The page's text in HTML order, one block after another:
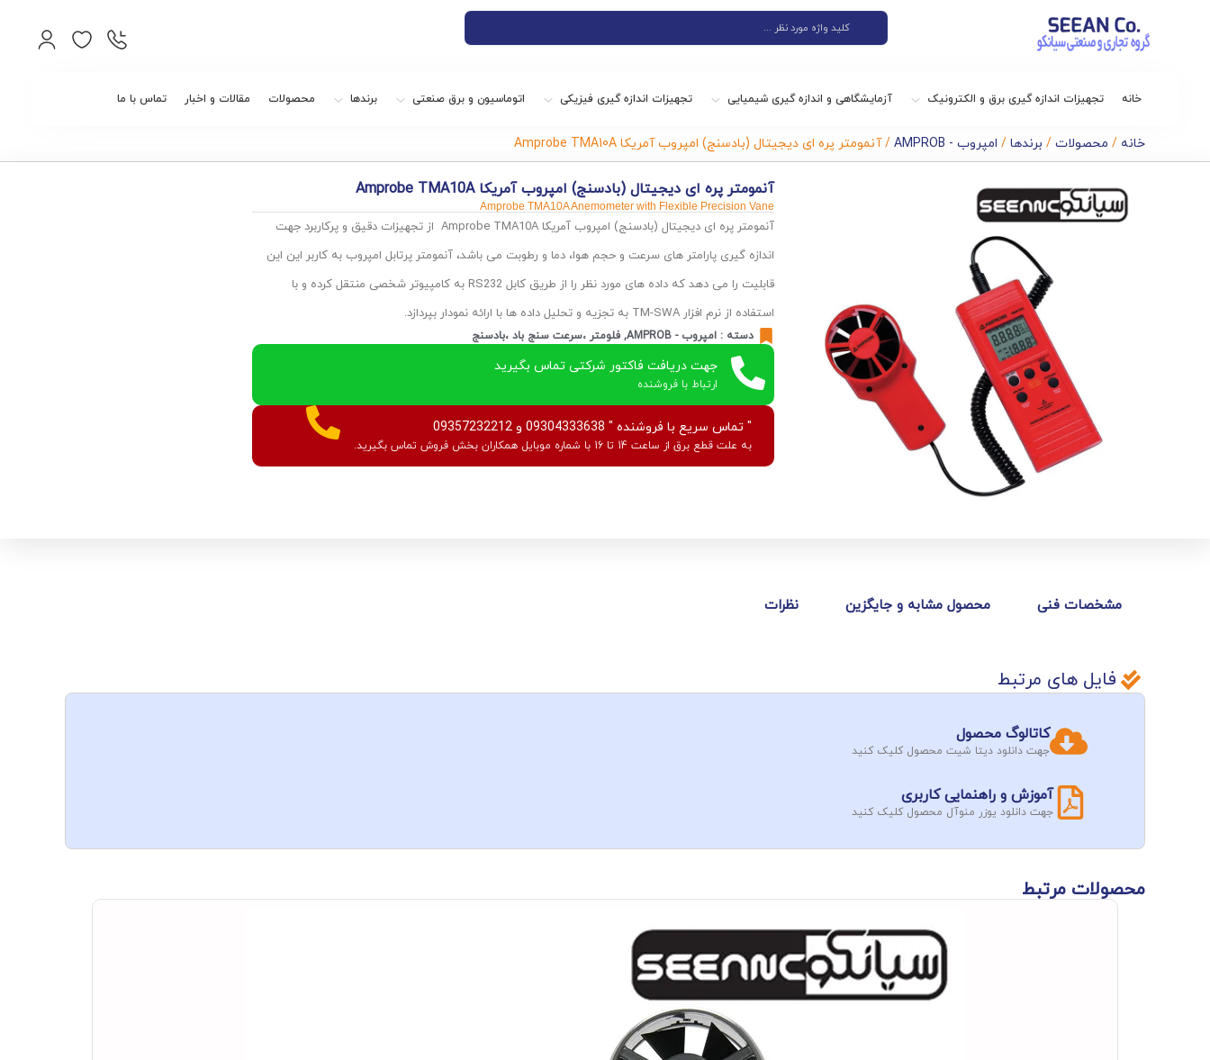
خانه تجهیزات اندازه گیری برق و الکترونیک آزمایشگاهی و اندازه گیری شیمیایی تجهیزات اندازه گیری فیزیکی اتوماسیون و برق صنعتی برندها محصولات مقالات و اخبار تماس با ما
خانه / محصولات / برندها / امپروب - AMPROB / آنمومتر پره ای دیجیتال (بادسنج) امپروب آمریکا Amprobe TMA10A
آنمومتر پره ای دیجیتال (بادسنج) امپروب آمریکا Amprobe TMA10A
Amprobe TMA10A Anemometer with Flexible Precision Vane
آنمومتر پره ای دیجیتال (بادسنج) امپروب آمریکا Amprobe TMA10A از تجهیزات دقیق و پرکاربرد جهت
اندازه گیری پارامتر های سرعت و حجم هوا، دما و رطوبت می باشد، آنمومتر پرتابل امپروب به کاربر این این
قابلیت را می دهد که داده های مورد نظر را از طریق کابل RS232 به کامپیوتر شخصی منتقل کرده و با
استفاده از نرم افزار TM-SWA به تجزیه و تحلیل داده ها با ارائه نمودار بپردازد.
دسته : امپروب - AMPROB , فلومتر ،سرعت سنج باد ،بادسنج
جهت دریافت فاکتور شرکتی تماس بگیرید
ارتباط با فروشنده
" تماس سریع با فروشنده " 09304333638 و 09357232212
به علت قطع برق از ساعت 14 تا 16 با شماره موبایل همکاران بخش فروش تماس بگیرید.
مشخصات فنی محصول مشابه و جایگزین نظرات
فایل های مرتبط
کاتالوگ محصول
جهت دانلود دیتا شیت محصول کلیک کنید
آموزش و راهنمایی کاربری
جهت دانلود یوزر منوآل محصول کلیک کنید
محصولات مرتبط